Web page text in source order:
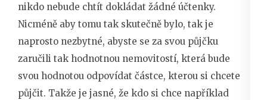
nikdo nebude chtít dokládat žádné účtenky.
Nicméně aby tomu tak skutečně bylo, tak je
naprosto nezbytné, abyste se za svou půjčku
zaručili tak hodnotnou nemovitostí, která bude
svou hodnotou odpovídat částce, kterou si chcete
půjčit. Takže je jasné, že kdo si chce například